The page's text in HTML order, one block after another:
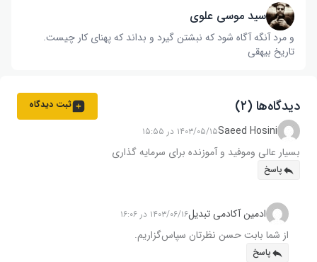
سید موسی علوی
و مرد آنگه آگاه شود که نبشتن گیرد و بداند که پهنای کار چیست‌.
تاریخ بیهقی
دیدگاه‌ها (۲) ثبت دیدگاه
Saeed Hosini۱۴۰۳/۰۵/۱۵ در ۱۵:۵۵
بسیار عالی وموفید و آموزنده برای سرمایه گذاری
پاسخ
ادمین آکادمی تبدیل۱۴۰۳/۰۶/۱۶ در ۱۶:۰۶
از شما بابت حسن نظرتان سپاس‌گزاریم.
پاسخ